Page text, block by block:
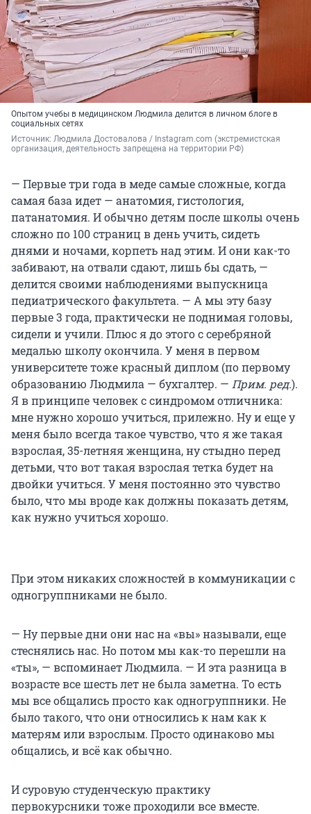
Опытом учебы в медицинском Людмила делится в личном блоге в
социальных сетях
Источник: Людмила Достовалова / Instagram.com (экстремистская
организация, деятельность запрещена на территории РФ)
— Первые три года в меде самые сложные, когда
самая база идет — анатомия, гистология,
патанатомия. И обычно детям после школы очень
сложно по 100 страниц в день учить, сидеть
днями и ночами, корпеть над этим. И они как-то
забивают, на отвали сдают, лишь бы сдать, —
делится своими наблюдениями выпускница
педиатрического факультета. — А мы эту базу
первые 3 года, практически не поднимая головы,
сидели и учили. Плюс я до этого с серебряной
медалью школу окончила. У меня в первом
университете тоже красный диплом (по первому
образованию Людмила — бухгалтер. — Прим. ред.).
Я в принципе человек с синдромом отличника:
мне нужно хорошо учиться, прилежно. Ну и еще у
меня было всегда такое чувство, что я же такая
взрослая, 35-летняя женщина, ну стыдно перед
детьми, что вот такая взрослая тетка будет на
двойки учиться. У меня постоянно это чувство
было, что мы вроде как должны показать детям,
как нужно учиться хорошо.
При этом никаких сложностей в коммуникации с
одногруппниками не было.
— Ну первые дни они нас на «вы» называли, еще
стеснялись нас. Но потом мы как-то перешли на
«ты», — вспоминает Людмила. — И эта разница в
возрасте все шесть лет не была заметна. То есть
мы все общались просто как одногруппники. Не
было такого, что они относились к нам как к
матерям или взрослым. Просто одинаково мы
общались, и всё как обычно.
И суровую студенческую практику
первокурсники тоже проходили все вместе.